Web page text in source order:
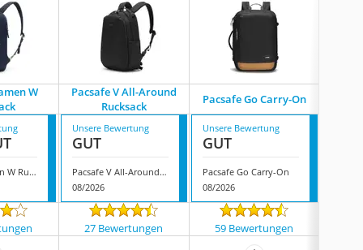
W
Pacsafe V All-Around
Rucksack
Pacsafe Go Carry-On
Pacsafe Damen W Rucksack
Unsere Bewertung
GUT
Pacsafe V All-Around Rucksack
08/2026
Unsere Bewertung
GUT
Pacsafe Go Carry-On
08/2026
27 Bewertungen 59 Bewertungen